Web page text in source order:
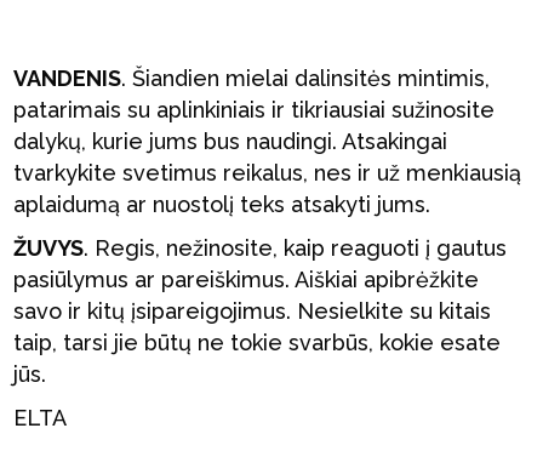
VANDENIS. Šiandien mielai dalinsitės mintimis,
patarimais su aplinkiniais ir tikriausiai sužinosite
dalykų, kurie jums bus naudingi. Atsakingai
tvarkykite svetimus reikalus, nes ir už menkiausią
aplaidumą ar nuostolį teks atsakyti jums.
ŽUVYS. Regis, nežinosite, kaip reaguoti į gautus
pasiūlymus ar pareiškimus. Aiškiai apibrėžkite
savo ir kitų įsipareigojimus. Nesielkite su kitais
taip, tarsi jie būtų ne tokie svarbūs, kokie esate
jūs.
ELTA